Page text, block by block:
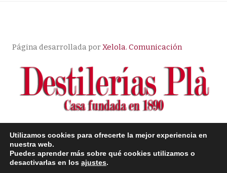
Página desarrollada porXelola. Comunicación
© Copyright |
Condiciones de compra
Utilizamos cookies para ofrecerte la mejor experiencia en
nuestra web.
Puedes aprender más sobre qué cookies utilizamos o
desactivarlas en los ajustes.